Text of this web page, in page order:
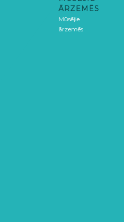
ĀRZEMĒS
Mūsējie
ārzemēs